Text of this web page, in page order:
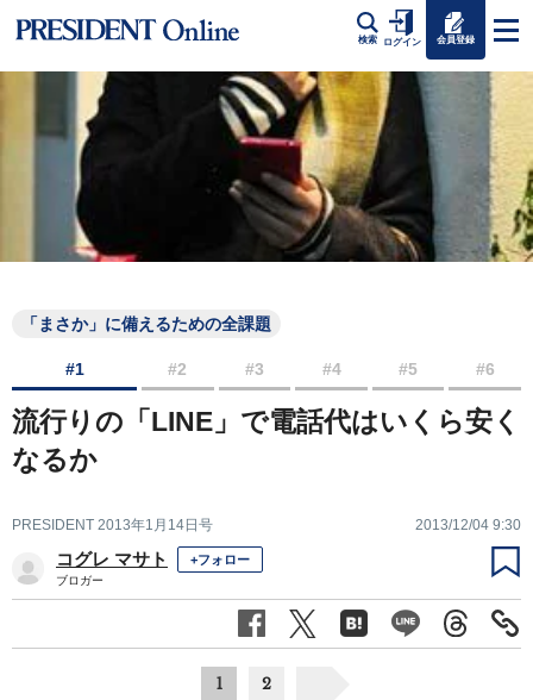
検索 ログイン 会員登録
「まさか」に備えるための全課題
#1 #2 #3 #4 #5 #6
流行りの「LINE」で電話代はいくら安く
なるか
PRESIDENT 2013年1月14日号 2013/12/04 9:30
コグレ マサト +フォロー
ブロガー
1 2